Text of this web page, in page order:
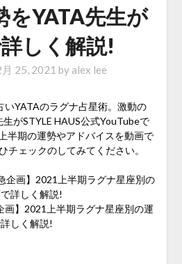
をYATA先生が
しく解説!
月 25, 2021 by alex lee
いYATAのラグナ占星術。激動の
がSTYLE HAUS公式YouTubeで
半期の運勢やアドバイスを動画で
チェックのしてみてください。
画】2021上半期ラグナ星座別の運
しく解説!